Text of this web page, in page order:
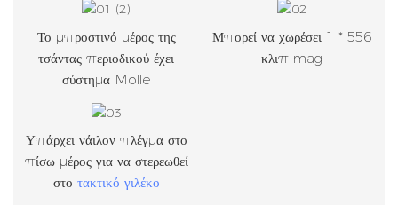
Το μπροστινό μέρος της
τσάντας περιοδικού έχει
σύστημα Molle
Μπορεί να χωρέσει 1 * 556
κλιπ mag
Υπάρχει νάιλον πλέγμα στο
πίσω μέρος για να στερεωθεί
στο τακτικό γιλέκο